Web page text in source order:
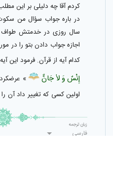
كردم آقا چه دليلى بر اين
در باره جواب سؤال من
سال روزى در خدمتش طواف
اجازه جواب دادن بتو را در
كدام آيه از قرآن. فرمود اين
إِنْسٌ‌ وَ لاٰ جَانٌّ‌
»
اولين كسى كه تغيير داد آن
(منكم) بر ضرر او و يارانش
عقاب و كيفر خدا از همه
گناه هيچ كس سؤال نشودفارسی
زبان ترجمه